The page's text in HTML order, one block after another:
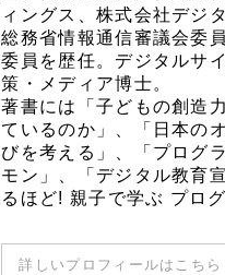
ィングス、株式会社デジ
総務省情報通信審議会委
委員を歴任。デジタルサ
策・メディア博士。
著書には「子どもの創造
ているのか」、「日本の
びを考える」、「プログ
モン」、「デジタル教育
るほど! 親子で学ぶ プロ
詳しいプロフィールはこち